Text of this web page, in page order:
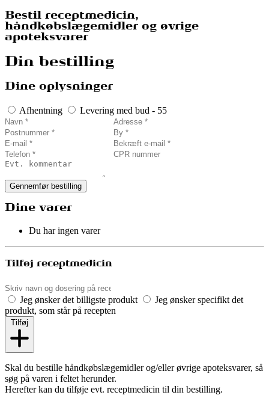
Bestil receptmedicin,
håndkøbslægemidler og øvrige
apoteksvarer
Din bestilling
Dine oplysninger
Afhentning Levering med bud - 55
Gennemfør bestilling
Dine varer
Du har ingen varer
Tilføj receptmedicin
Jeg ønsker det billigste produkt
Jeg ønsker specifikt det
produkt, som står på recepten
Tilføj
Skal du bestille håndkøbslægemidler og/eller øvrige apoteksvarer, så
søg på varen i feltet herunder.
Herefter kan du tilføje evt. receptmedicin til din bestilling.